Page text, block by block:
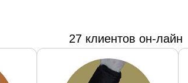
27 клиентов он-лайн